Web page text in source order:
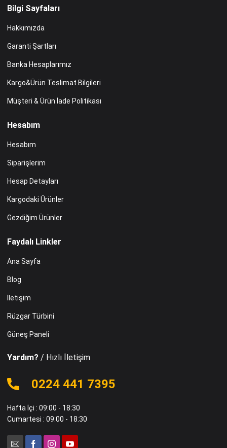
Bilgi Sayfaları
Hakkımızda
Garanti Şartları
Banka Hesaplarımız
Kargo&Ürün Teslimat Bilgileri
Müşteri & Ürün İade Politikası
Hesabım
Hesabım
Siparişlerim
Hesap Detayları
Kargodaki Ürünler
Gezdiğim Ürünler
Faydalı Linkler
Ana Sayfa
Blog
İletişim
Rüzgar Türbini
Güneş Paneli
Yardım? / Hızlı İletişim
0224 441 7395
Hafta İçi : 09:00 - 18:30
Cumartesi : 09:00 - 18:30